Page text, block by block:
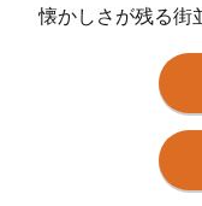
懐かしさが残る街
い笑顔で出迎え
また、日本で初
祥地としても知
アの90パーセン
界から絶大な信